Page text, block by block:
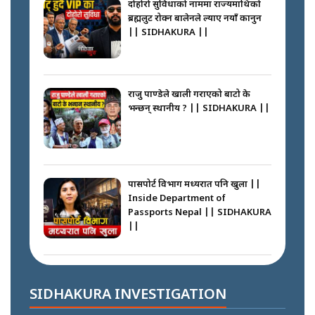
||
बदलेका ‘निम्स दाई’ || SIDHAKURA
||
आगो निभाउने कि तेल थप्ने ? WHATS
HAPPENING IN MADHESH ? ||
भयो ? के के भयो ? || SUNSARI
दोहोरो सुविधाको नाममा राज्यमाथिको
ब्रह्मलुट रोक्न बालेनले ल्याए नयाँ कानुन
|| SIDHAKURA ||
राजु पाण्डेले खाली गराएको बाटो के
भन्छन् स्थानीय ? || SIDHAKURA ||
पासपोर्ट विभाग मध्यरात पनि खुला ||
Inside Department of
Passports Nepal || SIDHAKURA
the Gas Go? || SIDHAKURA ||
SIDHAKURA INVESTIGATION